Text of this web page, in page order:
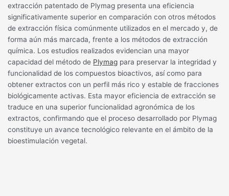
extracción patentado de Plymag presenta una eficiencia
significativamente superior en comparación con otros métodos
de extracción física comúnmente utilizados en el mercado y, de
forma aún más marcada, frente a los métodos de extracción
química. Los estudios realizados evidencian una mayor
capacidad del método de Plymag para preservar la integridad y
funcionalidad de los compuestos bioactivos, así como para
obtener extractos con un perfil más rico y estable de fracciones
biológicamente activas. Esta mayor eficiencia de extracción se
traduce en una superior funcionalidad agronómica de los
extractos, confirmando que el proceso desarrollado por Plymag
constituye un avance tecnológico relevante en el ámbito de la
bioestimulación vegetal.